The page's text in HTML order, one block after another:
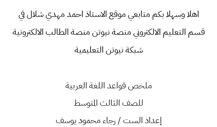
اهلا وسهلا بكم متابعي موقع الاستاذ احمد مهدي شلال في
قسم التعليم الالكتروني منصة نيوتن منصة الطالب الالكترونية
شبكة نيوتن التعليمية
ملخص قواعد اللغة العربية
للصف الثالث المتوسط
إعداد الست / رجاء محمود يوسف